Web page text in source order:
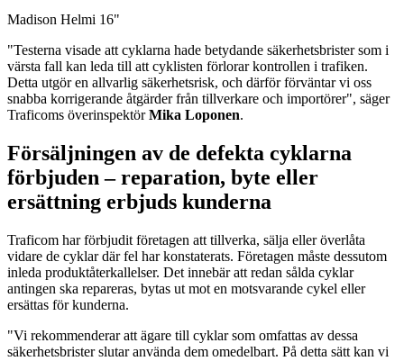
Madison Helmi 16"
"Testerna visade att cyklarna hade betydande säkerhetsbrister som i
värsta fall kan leda till att cyklisten förlorar kontrollen i trafiken.
Detta utgör en allvarlig säkerhetsrisk, och därför förväntar vi oss
snabba korrigerande åtgärder från tillverkare och importörer", säger
Traficoms överinspektörMika Loponen.
Försäljningen av de defekta cyklarna
förbjuden – reparation, byte eller
ersättning erbjuds kunderna
Traficom har förbjudit företagen att tillverka, sälja eller överlåta
vidare de cyklar där fel har konstaterats. Företagen måste dessutom
inleda produktåterkallelser. Det innebär att redan sålda cyklar
antingen ska repareras, bytas ut mot en motsvarande cykel eller
ersättas för kunderna.
"Vi rekommenderar att ägare till cyklar som omfattas av dessa
säkerhetsbrister slutar använda dem omedelbart. På detta sätt kan vi